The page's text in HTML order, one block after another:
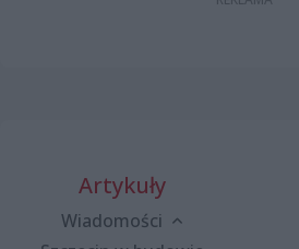
Artykuły
Wiadomości